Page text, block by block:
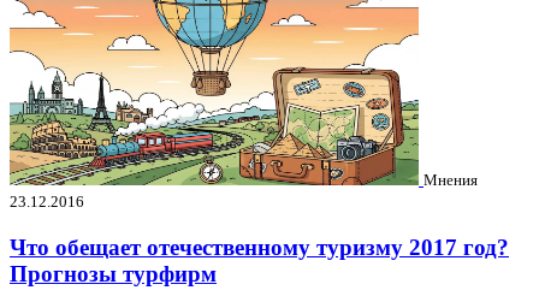
Мнения
23.12.2016
Что обещает отечественному туризму 2017 год?
Прогнозы турфирм